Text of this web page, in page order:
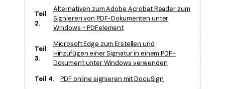
Teil
2.
Alternativen zum Adobe Acrobat Reader zum
Signieren von PDF-Dokumenten unter
Windows - PDFelement
Teil
3.
Microsoft Edge zum Erstellen und
Hinzufügen einer Signatur in einem PDF-
Dokument unter Windows verwenden
Teil 4.
PDF online signieren mit DocuSign